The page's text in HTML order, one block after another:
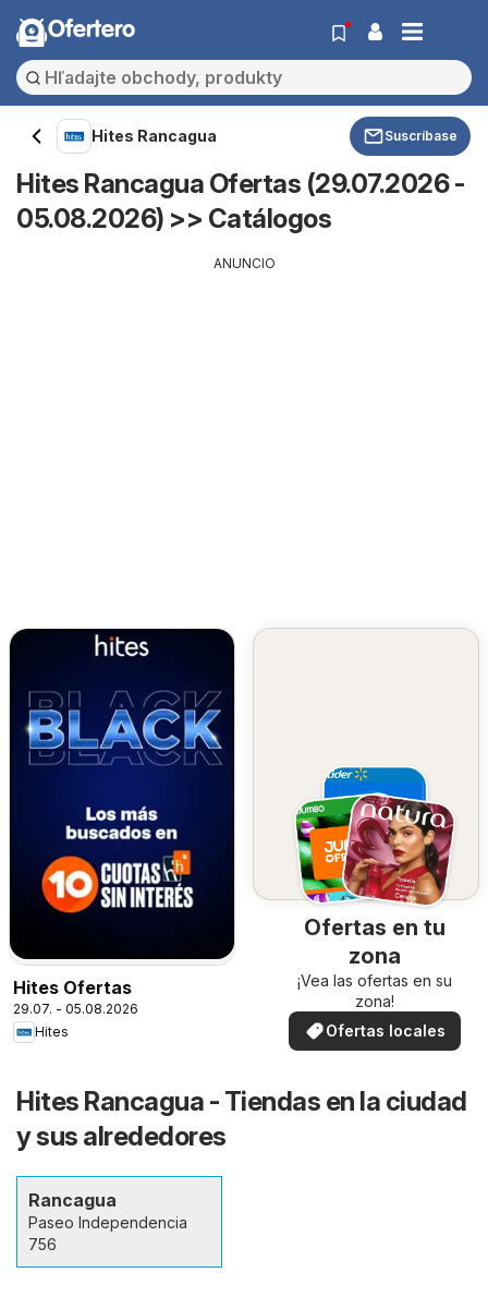
Ofertero
Hites Rancagua Suscríbase
Hites Rancagua Ofertas (29.07.2026 -
05.08.2026) >> Catálogos
ANUNCIO
Hites Ofertas
29.07. - 05.08.2026
Hites
Ofertas en tu
zona
¡Vea las ofertas en su
zona!
Ofertas locales
Hites Rancagua - Tiendas en la ciudad
y sus alrededores
Rancagua
Paseo Independencia
756